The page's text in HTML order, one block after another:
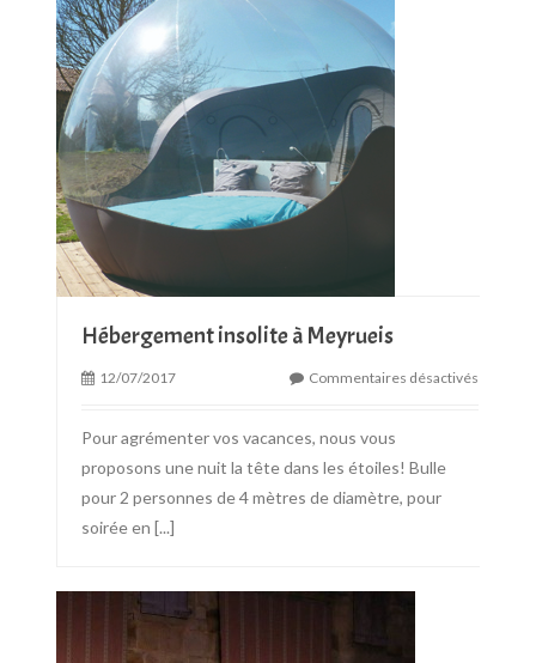
Hébergement insolite à Meyrueis
12/07/2017 Commentaires désactivés
Pour agrémenter vos vacances, nous vous
proposons une nuit la tête dans les étoiles! Bulle
pour 2 personnes de 4 mètres de diamètre, pour
soirée en [...]